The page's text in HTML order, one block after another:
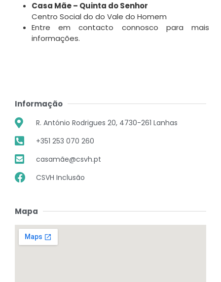
Casa Mãe – Quinta do Senhor
Centro Social do do Vale do Homem
Entre em contacto connosco para mais
informações.
Informação
R. António Rodrigues 20, 4730-261 Lanhas
+351 253 070 260
casamãe@csvh.pt
CSVH Inclusão
Mapa